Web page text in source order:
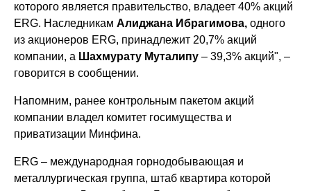
которого является правительство, владеет 40% акций
ERG. НаследникамАлиджана Ибрагимова, одного
из акционеров ERG, принадлежит 20,7% акций
компании, а Шахмурату Муталипу – 39,3% акций", –
говорится в сообщении.
Напомним, ранее контрольным пакетом акций
компании владел комитет госимущества и
приватизации Минфина.
ERG – международная горнодобывающая и
металлургическая группа, штаб квартира которой